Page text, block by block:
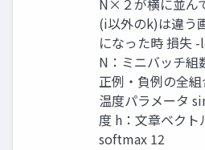
N×２が横に並ん
(i以外のk)は違う
になった時 損失
N：ミニバッチ
正例・負例の全組
温度パラメータ
度 h：文章ベクト
softmax 12